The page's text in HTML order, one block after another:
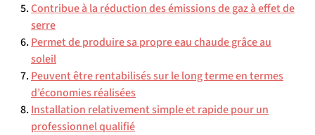
Contribue à la réduction des émissions de gaz à effet de
serre
Permet de produire sa propre eau chaude grâce au
soleil
Peuvent être rentabilisés sur le long terme en termes
d’économies réalisées
Installation relativement simple et rapide pour un
professionnel qualifié